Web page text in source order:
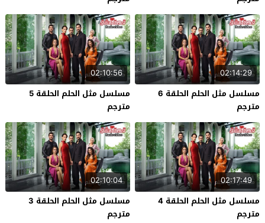
02:14:29
مسلسل مثل الحلم الحلقة 6
مترجم
02:10:56
مسلسل مثل الحلم الحلقة 5
مترجم
02:17:49
مسلسل مثل الحلم الحلقة 4
مترجم
02:10:04
مسلسل مثل الحلم الحلقة 3
مترجم